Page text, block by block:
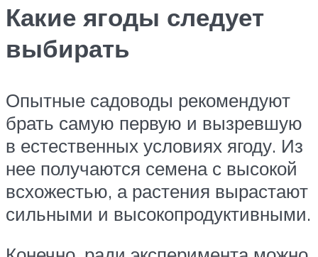
Какие ягоды следует
выбирать
Опытные садоводы рекомендуют
брать самую первую и вызревшую
в естественных условиях ягоду. Из
нее получаются семена с высокой
всхожестью, а растения вырастают
сильными и высокопродуктивными.